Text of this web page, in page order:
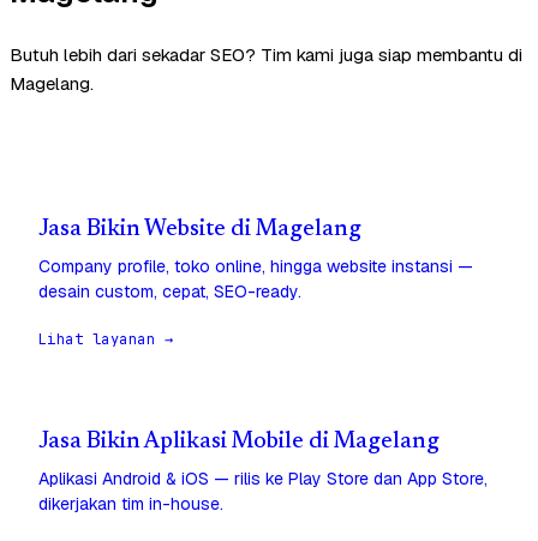
Butuh lebih dari sekadar SEO? Tim kami juga siap membantu di
Magelang.
Jasa Bikin Website di Magelang
Company profile, toko online, hingga website instansi —
desain custom, cepat, SEO-ready.
Lihat layanan →
Jasa Bikin Aplikasi Mobile di Magelang
Aplikasi Android & iOS — rilis ke Play Store dan App Store,
dikerjakan tim in-house.